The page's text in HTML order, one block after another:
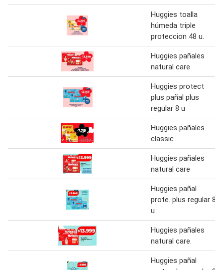
Huggies toalla
húmeda triple
proteccion 48 u.
Huggies pañales
natural care
Huggies protect
plus pañal plus
regular 8 u
Huggies pañales
classic
Huggies pañales
natural care
Huggies pañal
prote. plus regular 8
u
Huggies pañales
natural care.
Huggies pañal